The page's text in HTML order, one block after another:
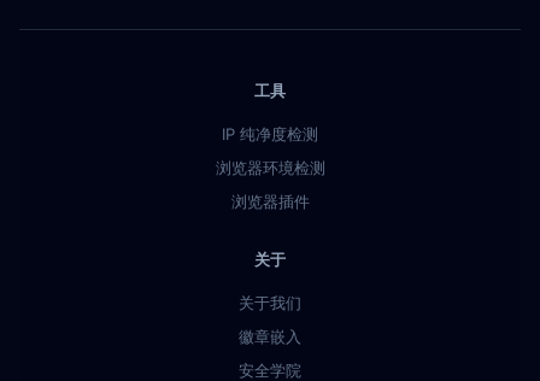
工具
IP 纯净度检测
浏览器环境检测
浏览器插件
关于
关于我们
徽章嵌入
安全学院